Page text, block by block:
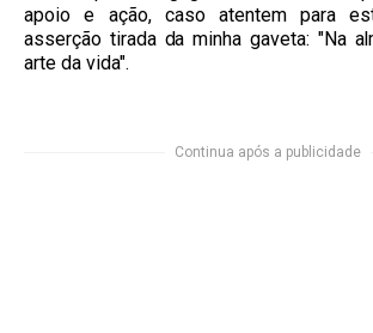
apoio e ação, caso atentem para
asserção tirada da minha gaveta: "Na
arte da vida".
Continua após a publicidade